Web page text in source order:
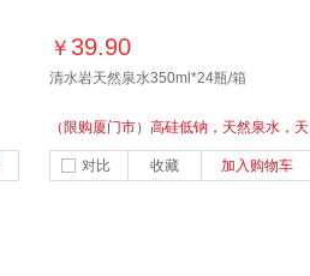
￥ 39.90
清水岩天然泉水350ml*24瓶/箱
（限购厦门市）高硅低钠，天然泉水，天
然弱碱性水
对比
收藏 加入购物车